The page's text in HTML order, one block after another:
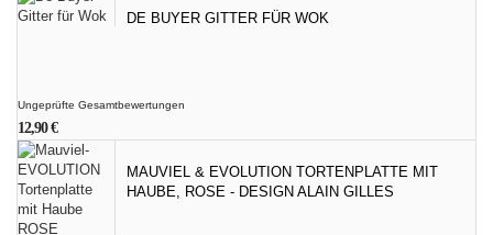
DE BUYER GITTER FÜR WOK
Ungeprüfte Gesamtbewertungen
12,90€
MAUVIEL & EVOLUTION TORTENPLATTE MIT
HAUBE, ROSE - DESIGN ALAIN GILLES